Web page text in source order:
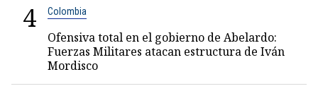
4 Colombia
Ofensiva total en el gobierno de Abelardo:
Fuerzas Militares atacan estructura de Iván
Mordisco